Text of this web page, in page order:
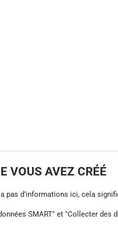
VOUS AVEZ CRÉÉ
pas d'informations ici, cela
SMART" et "Collecter des